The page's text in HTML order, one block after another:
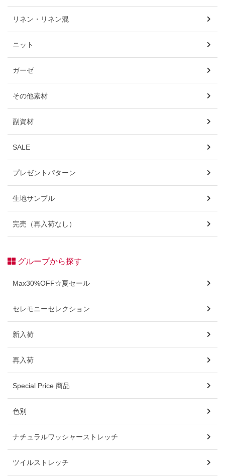
リネン・リネン混
ニット
ガーゼ
その他素材
副資材
SALE
プレゼントパターン
生地サンプル
完売（再入荷なし）
グループから探す
Max30%OFF☆夏セール
セレモニーセレクション
新入荷
再入荷
Special Price 商品
色別
ナチュラルワッシャーストレッチ
ツイルストレッチ